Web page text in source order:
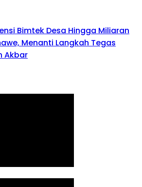
Bimtek Desa Hingga Miliaran
Menanti Langkah Tegas
Akbar